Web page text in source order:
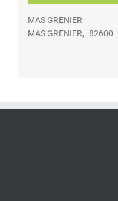
MAS GRENIER
MAS GRENIER, 82600